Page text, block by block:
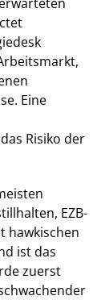
Eine
Risiko der
EZB-
hawkischen
ist das
zuerst